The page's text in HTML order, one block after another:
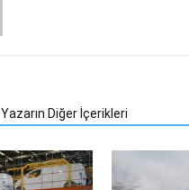
Yazarın Diğer İçerikleri